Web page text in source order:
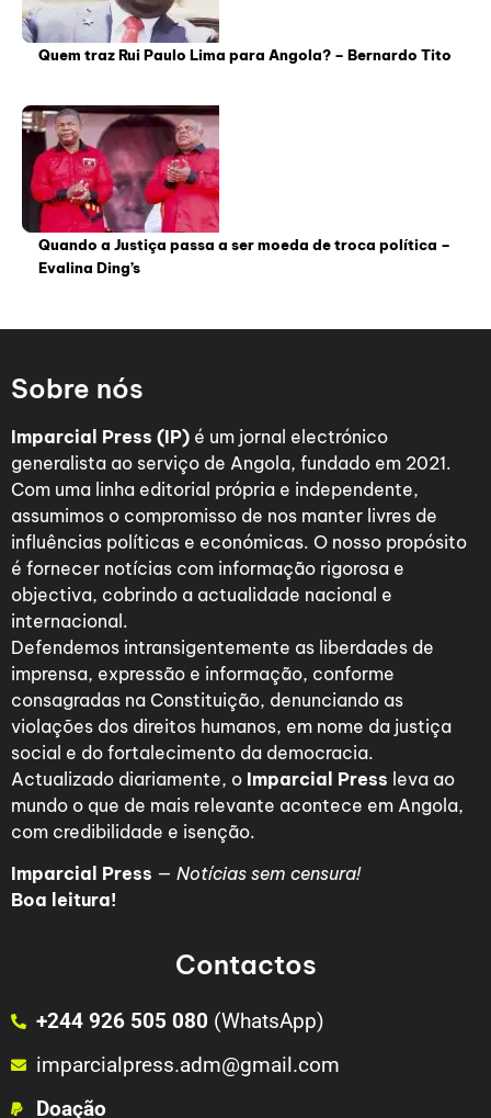
Quem traz Rui Paulo Lima para Angola? – Bernardo Tito
Quando a Justiça passa a ser moeda de troca política –
Evalina Ding’s
Sobre nós
Imparcial Press (IP) é um jornal electrónico
generalista ao serviço de Angola, fundado em 2021.
Com uma linha editorial própria e independente,
assumimos o compromisso de nos manter livres de
influências políticas e económicas. O nosso propósito
é fornecer notícias com informação rigorosa e
objectiva, cobrindo a actualidade nacional e
internacional.
Defendemos intransigentemente as liberdades de
imprensa, expressão e informação, conforme
consagradas na Constituição, denunciando as
violações dos direitos humanos, em nome da justiça
social e do fortalecimento da democracia.
Actualizado diariamente, o Imparcial Press leva ao
mundo o que de mais relevante acontece em Angola,
com credibilidade e isenção.
Imparcial Press — Notícias sem censura!
Boa leitura!
Contactos
+244 926 505 080 (WhatsApp)
imparcialpress.adm@gmail.com
Doação